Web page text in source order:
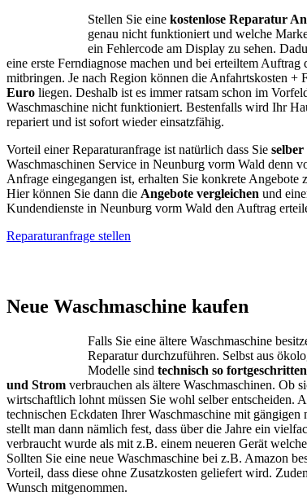
Stellen Sie eine kostenlose Reparatur
genau nicht funktioniert und welche
ein Fehlercode am Display zu sehen.
eine erste Ferndiagnose machen und bei erteiltem Auftrag
mitbringen. Je nach Region können die Anfahrtskosten +
Euro liegen. Deshalb ist es immer ratsam schon im
Waschmaschine nicht funktioniert. Bestenfalls wird Ihr
repariert und ist sofort wieder einsatzfähig.
Vorteil einer Reparaturanfrage ist natürlich dass Sie selber
Waschmaschinen Service in Neunburg vorm Wald denn
Anfrage eingegangen ist, erhalten Sie konkrete Angebote
Hier können Sie dann die Angebote vergleichen und
Kundendienste in Neunburg vorm Wald den Auftrag
Reparaturanfrage stellen
Neue Waschmaschine kaufen
Falls Sie eine ältere Waschmaschine
Reparatur durchzuführen. Selbst aus
Modelle sind technisch so fortgeschritten
und Strom verbrauchen als ältere Waschmaschinen. Ob
wirtschaftlich lohnt müssen Sie wohl selber entscheiden.
technischen Eckdaten Ihrer Waschmaschine mit gängigen
stellt man dann nämlich fest, dass über die Jahre ein
verbraucht wurde als mit z.B. einem neueren Gerät
Sollten Sie eine neue Waschmaschine bei z.B. Amazon
Vorteil, dass diese ohne Zusatzkosten geliefert wird.
Wunsch mitgenommen.